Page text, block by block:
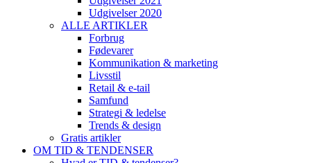
Udgivelser 2020
ALLE ARTIKLER
Forbrug
Fødevarer
Kommunikation & marketing
Livsstil
Retail & e-tail
Samfund
Strategi & ledelse
Trends & design
Gratis artikler
OM TID & TENDENSER